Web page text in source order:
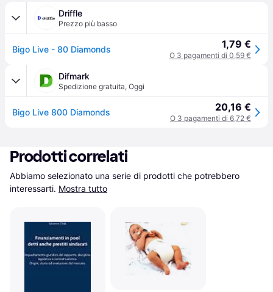
Driffle
Prezzo più basso
Bigo Live - 80 Diamonds 1,79 €
O 3 pagamenti di 0,59 €
Difmark
Spedizione gratuita, Oggi
Bigo Live 800 Diamonds 20,16 €
O 3 pagamenti di 6,72 €
Prodotti correlati
Abbiamo selezionato una serie di prodotti che potrebbero
interessarti. Mostra tutto